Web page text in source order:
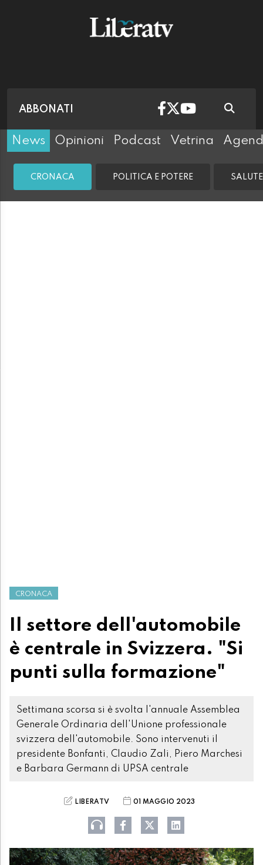
ABBONATI
News Opinioni Podcast Vetrina
CRONACA POLITICA E POTERE
CRONACA
Il settore dell'automobile
è centrale in Svizzera. "Si
punti sulla formazione"
Settimana scorsa si è svolta l'annuale Assemblea
Generale Ordinaria dell'Unione professionale
svizzera dell'automobile. Sono intervenuti il
presidente Bonfanti, Claudio Zali, Piero Marchesi
e Barbara Germann di UPSA centrale
LIBERATV 01 MAGGIO 2023